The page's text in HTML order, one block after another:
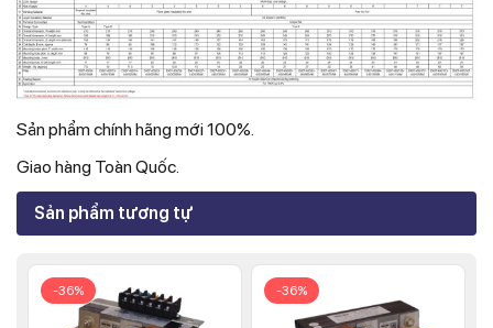
Sản phẩm chính hãng mới 100%.
Giao hàng Toàn Quốc.
Sản phẩm tương tự
-36% -36%